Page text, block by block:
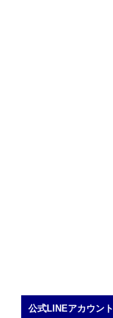
公式LINEアカウント